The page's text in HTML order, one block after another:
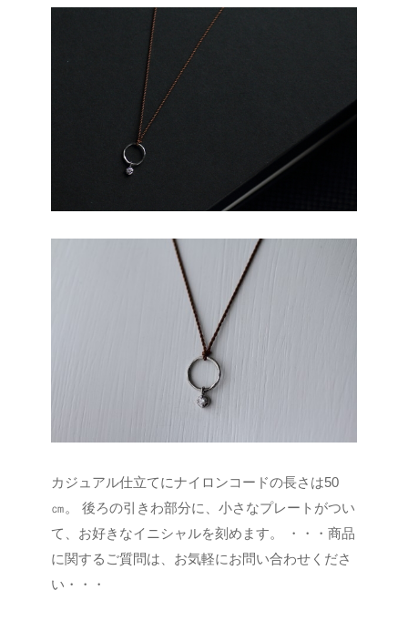
カジュアル仕立てにナイロンコードの長さは50
㎝。
後ろの引きわ部分に、小さなプレートがつい
て、お好きなイニシャルを刻めます。
・・・商品
に関するご質問は、お気軽にお問い合わせくださ
い・・・